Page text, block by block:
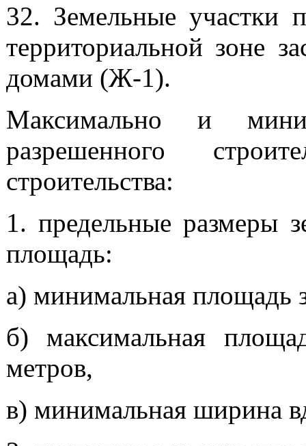
32. Земельные
территориальной зоне
домами (Ж-1).
Максимально и
разрешенного
строительства:
1. предельные размеры
площадь:
а) минимальная площадь
б) максимальная
метров,
в) минимальная ширина